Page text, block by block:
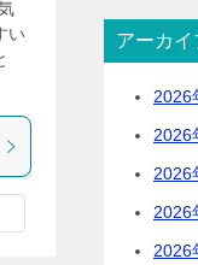
い
アーカイ
2026
2026
2026
2026
2026